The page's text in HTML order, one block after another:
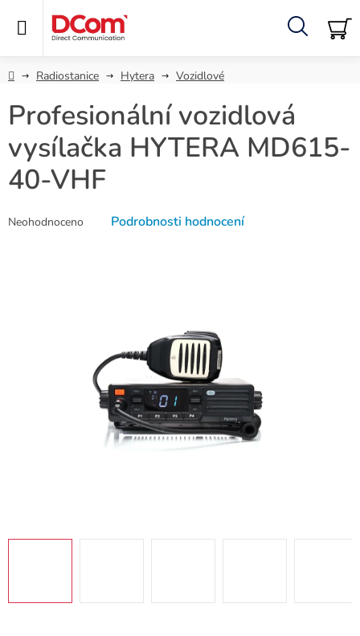
Hledat
DomůRadiostanice Hytera Vozidlové
Profesionální vozidlová
vysílačka HYTERA MD615-
40-VHF
hodnocení
Neohodnoceno Podrobnosti hodnocení